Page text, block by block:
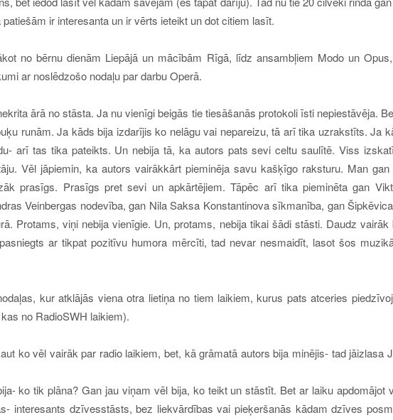
ir interesanta un ir vērts ieteikt un dot citiem lasīt.
no bērnu dienām Liepājā un mācībām Rīgā, līdz ansambļiem Modo un
ar noslēdzošo nodaļu par darbu Operā.
ārā no stāsta. Ja nu vienīgi beigās tie tiesāšanās protokoli īsti nepiestāvēja.
runām. Ja kāds bija izdarījis ko nelāgu vai nepareizu, tā arī tika uzrakstīts. Ja
arī tas tika pateikts. Un nebija tā, ka autors pats sevi celtu saulītē. Viss
Vēl jāpiemin, ka autors vairākkārt pieminēja savu kašķīgo raksturu. Man gan
prasīgs. Prasīgs pret sevi un apkārtējiem. Tāpēc arī tika pieminēta gan
Veinbergas nodevība, gan Nila Saksa Konstantinova sīkmanība, gan
Protams, viņi nebija vienīgie. Un, protams, nebija tikai šādi stāsti. Daudz vairāk
ar tikpat pozitīvu humora mērcīti, tad nevar nesmaidīt, lasot šos
kur atklājās viena otra lietiņa no tiem laikiem, kurus pats atceries
no RadioSWH laikiem).
ko vēl vairāk par radio laikiem, bet, kā grāmatā autors bija minējis- tad jāizlasa
ko tik plāna? Gan jau viņam vēl bija, ko teikt un stāstīt. Bet ar laiku apdomājot
interesants dzīvesstāsts, bez liekvārdības vai pieķeršanās kādam dzīves